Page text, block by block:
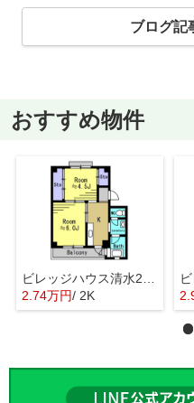
ブログ記
おすすめ物件
ビレッジハウス清水2号棟
2.74万円/ 2K